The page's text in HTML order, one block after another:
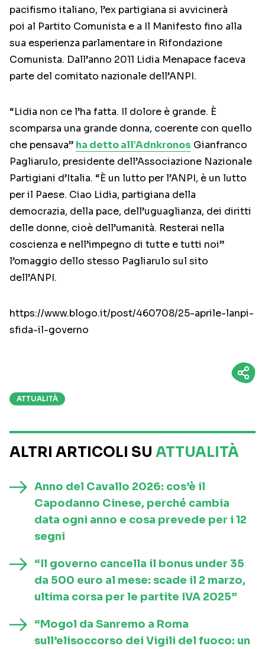
pacifismo italiano, l’ex partigiana si avvicinerà
poi al Partito Comunista e a Il Manifesto fino alla
sua esperienza parlamentare in Rifondazione
Comunista. Dall’anno 2011 Lidia Menapace faceva
parte del comitato nazionale dell’ANPI.
“Lidia non ce l’ha fatta. Il dolore è grande. È
scomparsa una grande donna, coerente con quello
che pensava” ha detto all’Adnkronos Gianfranco
Pagliarulo, presidente dell’Associazione Nazionale
Partigiani d’Italia. “È un lutto per l’ANPI, è un lutto
per il Paese. Ciao Lidia, partigiana della
democrazia, della pace, dell’uguaglianza, dei diritti
delle donne, cioè dell’umanità. Resterai nella
coscienza e nell’impegno di tutte e tutti noi”
l’omaggio dello stesso Pagliarulo sul sito
dell’ANPI.
https://www.blogo.it/post/460708/25-aprile-lanpi-
sfida-il-governo
ATTUALITÀ
ALTRI ARTICOLI SU ATTUALITÀ
Anno del Cavallo 2026: cos’è il
Capodanno Cinese, perché cambia
data ogni anno e cosa prevede per i 12
segni
“Il governo cancella il bonus under 35
da 500 euro al mese: scade il 2 marzo,
ultima corsa per le partite IVA 2025”
“Mogol da Sanremo a Roma
sull’elisoccorso dei Vigili del fuoco: un